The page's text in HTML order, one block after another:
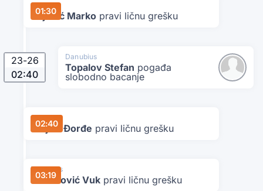
01:30
Star
Bojović Marko pravi ličnu grešku
Danubius
Topalov Stefan pogađa
slobodno bacanje
23-26
02:40
02:40
Star
Stojčić Đorđe pravi ličnu grešku
03:19
Danubius
Martinović Vuk pravi ličnu grešku